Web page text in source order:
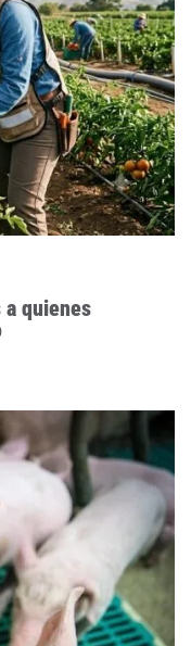
quienes